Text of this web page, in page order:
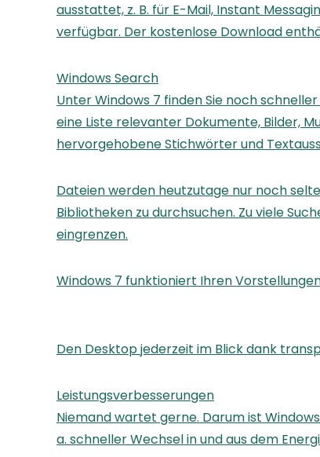
ausstattet, z. B. für E-Mail, Instant
verfügbar. Der kostenlose Download
Windows Search
Unter Windows 7 finden Sie noch
eine Liste relevanter Dokumente, Bilder,
hervorgehobene Stichwörter und
Dateien werden heutzutage nur noch
Bibliotheken zu durchsuchen. Zu viele
eingrenzen.
Windows 7 funktioniert Ihren
Den Desktop jederzeit im Blick dank
Leistungsverbesserungen
Niemand wartet gerne. Darum ist
a. schneller Wechsel in und aus dem